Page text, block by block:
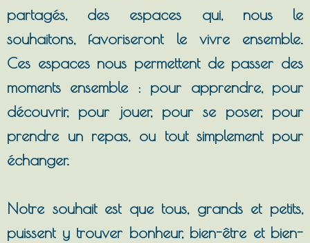
partagés, des espaces qui, nous le
souhaitons, favoriseront le vivre ensemble.
Ces espaces nous permettent de passer des
moments ensemble : pour apprendre, pour
découvrir, pour jouer, pour se poser, pour
prendre un repas, ou tout simplement pour
échanger.
Notre souhait est que tous, grands et petits,
puissent y trouver bonheur, bien-être et bien-